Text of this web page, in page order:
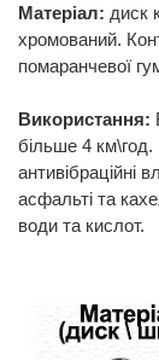
Матеріал: диск
хромований.
помаранчевої
Використання:
більше 4 км\год.
антивібраційні
асфальті та
води та кислот.